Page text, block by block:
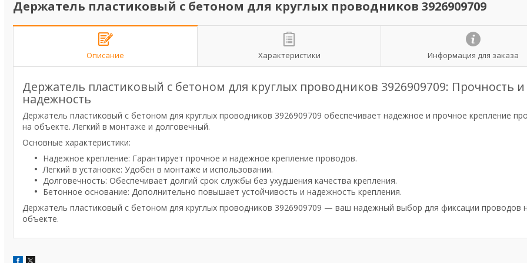
Держатель пластиковый с бетоном для круглых проводников 3926909709
Описание Характеристики Информация для заказа
Держатель пластиковый с бетоном для круглых проводников 3926909709: Прочность и
надежность
Держатель пластиковый с бетоном для круглых проводников 3926909709 обеспечивает надежное и прочное крепление
на объекте. Легкий в монтаже и долговечный.
Основные характеристики:
Надежное крепление: Гарантирует прочное и надежное крепление проводов.
Легкий в установке: Удобен в монтаже и использовании.
Долговечность: Обеспечивает долгий срок службы без ухудшения качества крепления.
Бетонное основание: Дополнительно повышает устойчивость и надежность крепления.
Держатель пластиковый с бетоном для круглых проводников 3926909709 — ваш надежный выбор для фиксации проводов
объекте.